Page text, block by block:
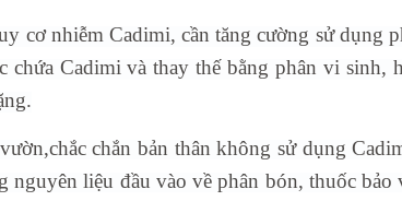
cơ nhiễm Cadimi, cần tăng cường sử dụng
chứa Cadimi và thay thế bằng phân vi sinh,
chắn bản thân không sử dụng
nguyên liệu đầu vào về phân bón, thuốc